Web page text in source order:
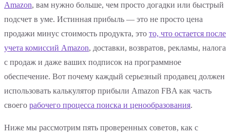
Amazon, вам нужно больше, чем просто догадки или быстрый
подсчет в уме. Истинная прибыль — это не просто цена
продажи минус стоимость продукта, это то, что остается после
учета комиссий Amazon, доставки, возвратов, рекламы, налога
с продаж и даже ваших подписок на программное
обеспечение. Вот почему каждый серьезный продавец должен
использовать калькулятор прибыли Amazon FBA как часть
своего рабочего процесса поиска и ценообразования.
Ниже мы рассмотрим пять проверенных советов, как с